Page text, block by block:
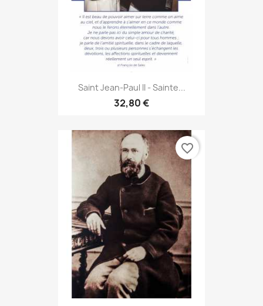
Saint Jean-Paul II - Sainte...
32,80 €
favorite_border